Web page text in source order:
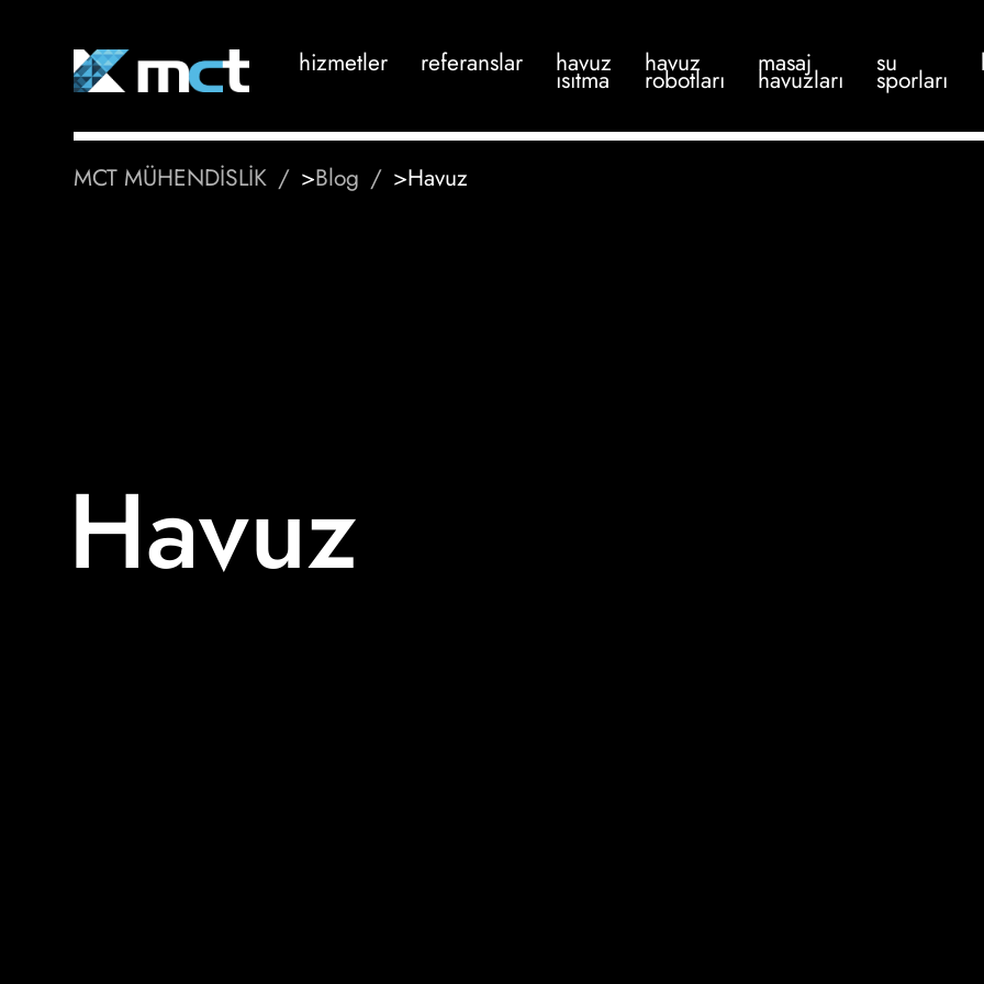
hizmetler referanslar havuz
ısıtma
havuz
robotları
masaj
havuzları
su
sporları
MCT MÜHENDİSLİK >Blog >Havuz
Havuz